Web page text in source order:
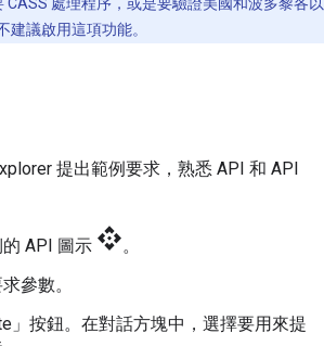
CASS 處理程序，或是要驗證美國和波多黎各以
建議啟用這項功能。
提出範例要求，熟悉 API 和 API
API 圖示 api。
參數。
」 按鈕。在對話方塊中，選擇要用來提